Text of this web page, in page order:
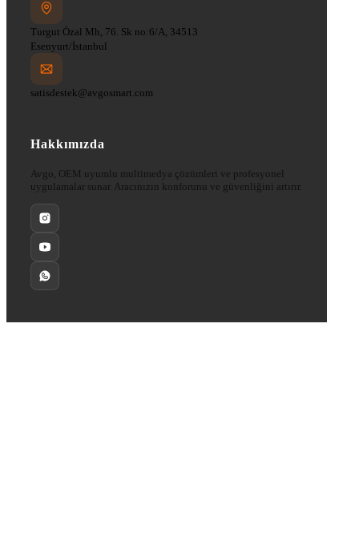
Turgut Özal Mh, 76. Sk no:6/A, 34513
Esenyurt/İstanbul
satisdestek@avgosmart.com
Hakkımızda
Avgo, OEM uyumlu multimedya çözümleri ve profesyonel
uygulamalar sunar. Aracınızın konforunu ve güvenliğini artırır.